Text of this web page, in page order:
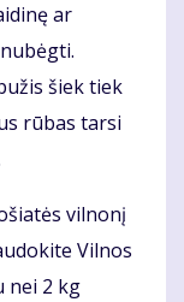
ar
šiek tiek
rūbas tarsi
vilnonį
Vilnos
nei 2 kg